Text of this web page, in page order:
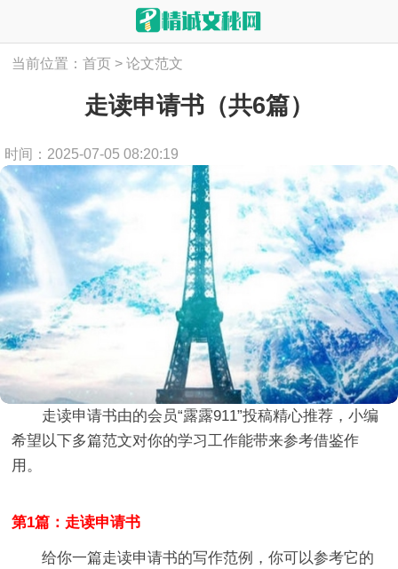
当前位置：首页 > 论文范文
走读申请书（共6篇）
时间：2025-07-05 08:20:19
走读申请书由的会员“露露911”投稿精心推荐，小编
希望以下多篇范文对你的学习工作能带来参考借鉴作
用。
第1篇：走读申请书
给你一篇走读申请书的写作范例，你可以参考它的